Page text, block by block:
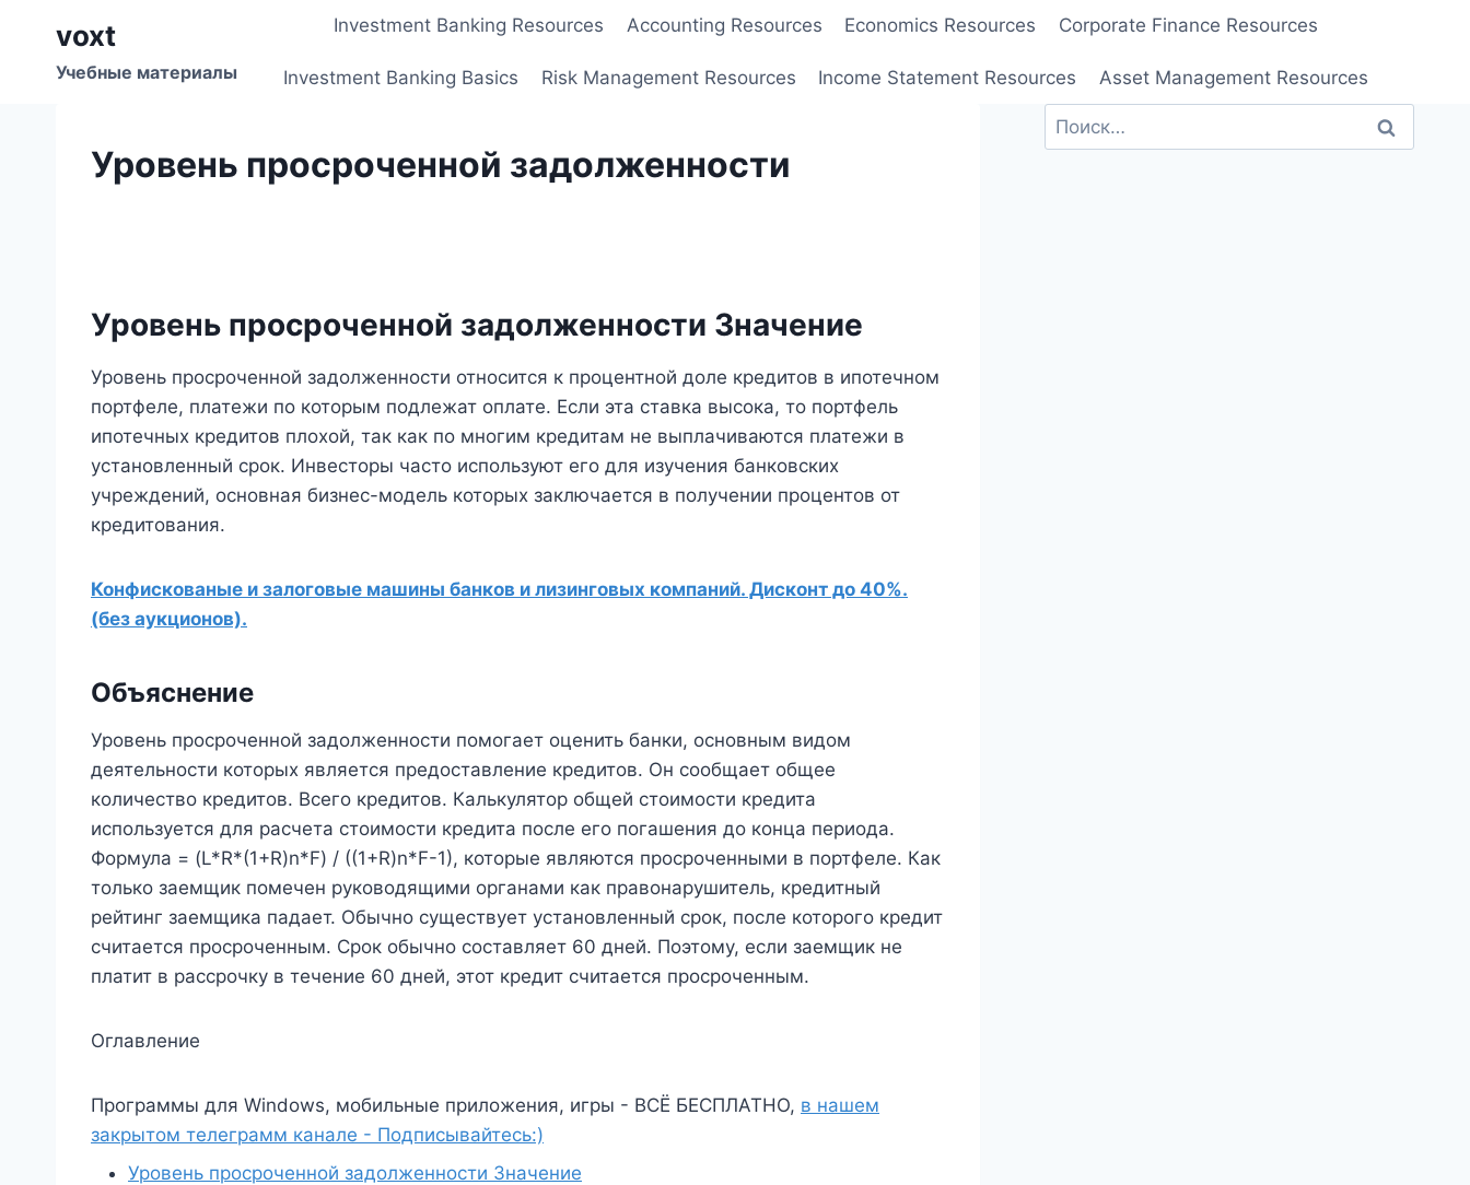
содержимому
voxt
Учебные материалы
Investment Banking Resources Accounting Resources Economics Resources Corporate Finance Resources
Investment Banking Basics Risk Management Resources Income Statement Resources Asset Management Resources
Уровень просроченной задолженности
Уровень просроченной задолженности Значение
Уровень просроченной задолженности относится к процентной доле кредитов в ипотечном
портфеле, платежи по которым подлежат оплате. Если эта ставка высока, то портфель
ипотечных кредитов плохой, так как по многим кредитам не выплачиваются платежи в
установленный срок. Инвесторы часто используют его для изучения банковских
учреждений, основная бизнес-модель которых заключается в получении процентов от
кредитования.
Конфискованые и залоговые машины банков и лизинговых компаний. Дисконт до 40%.
(без аукционов).
Объяснение
Уровень просроченной задолженности помогает оценить банки, основным видом
деятельности которых является предоставление кредитов. Он сообщает общее
количество кредитов. Всего кредитов. Калькулятор общей стоимости кредита
используется для расчета стоимости кредита после его погашения до конца периода.
Формула = (L*R*(1+R)n*F) / ((1+R)n*F-1), которые являются просроченными в портфеле. Как
только заемщик помечен руководящими органами как правонарушитель, кредитный
рейтинг заемщика падает. Обычно существует установленный срок, после которого кредит
считается просроченным. Срок обычно составляет 60 дней. Поэтому, если заемщик не
платит в рассрочку в течение 60 дней, этот кредит считается просроченным.
Оглавление
Программы для Windows, мобильные приложения, игры - ВСЁ БЕСПЛАТНО, в нашем
закрытом телеграмм канале - Подписывайтесь:)
Уровень просроченной задолженности Значение
Найти: